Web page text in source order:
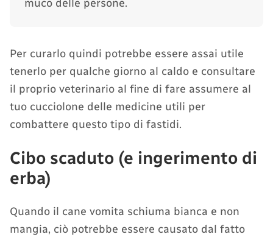
muco delle persone.
Per curarlo quindi potrebbe essere assai utile
tenerlo per qualche giorno al caldo e consultare
il proprio veterinario al fine di fare assumere al
tuo cucciolone delle medicine utili per
combattere questo tipo di fastidi.
Cibo scaduto (e ingerimento di
erba)
Quando il cane vomita schiuma bianca e non
mangia, ciò potrebbe essere causato dal fatto